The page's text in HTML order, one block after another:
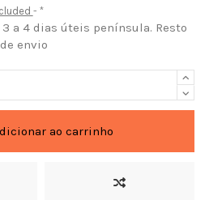
*
a 4 dias úteis península. Resto
envio
ao carrinho